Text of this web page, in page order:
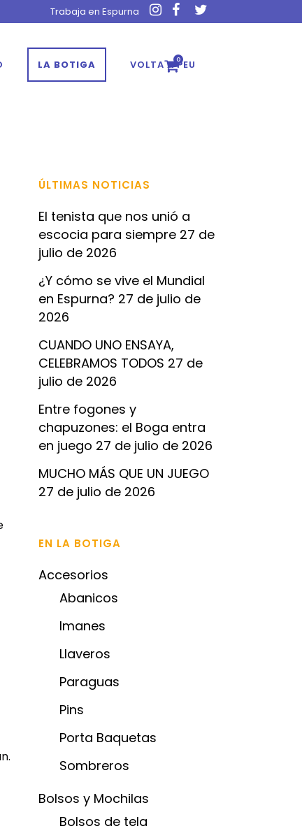
Trabaja en Espurna
0
LA BOTIGA VOLTA A PEU
ÚLTIMAS NOTICIAS
El tenista que nos unió a
escocia para siempre 27 de
julio de 2026
¿Y cómo se vive el Mundial
en Espurna? 27 de julio de
2026
CUANDO UNO ENSAYA,
CELEBRAMOS TODOS 27 de
julio de 2026
Entre fogones y
chapuzones: el Boga entra
en juego 27 de julio de 2026
MUCHO MÁS QUE UN JUEGO
27 de julio de 2026
EN LA BOTIGA
Accesorios
Abanicos
Imanes
Llaveros
Paraguas
Pins
Porta Baquetas
Sombreros
Bolsos y Mochilas
Bolsos de tela